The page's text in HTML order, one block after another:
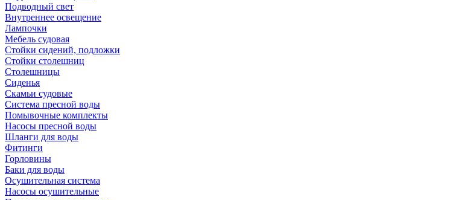
Подводный свет
Внутреннее освещение
Лампочки
Мебель судовая
Стойки сидений, подложки
Стойки столешниц
Столешницы
Сиденья
Скамьи судовые
Система пресной воды
Помывочные комплекты
Насосы пресной воды
Шланги для воды
Фитинги
Горловины
Баки для воды
Осушительная система
Насосы осушительные